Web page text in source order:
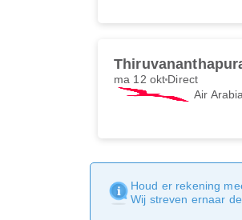
ma 12 okt Direct
Air Arabia
Houd er rekening
Wij streven ernaar